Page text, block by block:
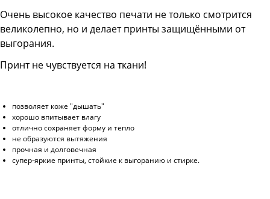
Очень высокое качество печати не только смотрится
великолепно, но и делает принты защищёнными от
выгорания.
Принт не чувствуется на ткани!
позволяет коже "дышать"
хорошо впитывает влагу
отлично сохраняет форму и тепло
не образуются вытяжения
прочная и долговечная
супер-яркие принты, стойкие к выгоранию и стирке.